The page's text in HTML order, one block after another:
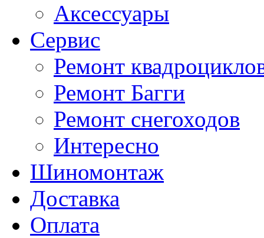
Аксессуары
Сервис
Ремонт
Ремонт Багги
Ремонт снегоходов
Интересно
Шиномонтаж
Доставка
Оплата